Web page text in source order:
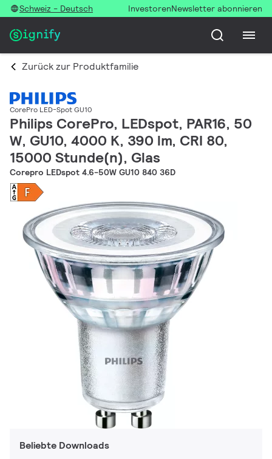
Schweiz - Deutsch InvestorenNewsletter abonnieren
Zurück zur Produktfamilie
CorePro LED-Spot GU10
Philips CorePro, LEDspot, PAR16, 50
W, GU10, 4000 K, 390 lm, CRI 80,
15000 Stunde(n), Glas
Corepro LEDspot 4.6-50W GU10 840 36D
Beliebte Downloads